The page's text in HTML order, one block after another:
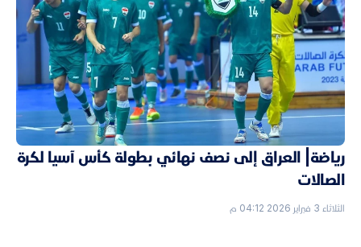
رياضة| العراق إلى نصف نهائي بطولة كأس آسيا لكرة
الصالات
الثلاثاء 3 فبراير 2026 04:12 م